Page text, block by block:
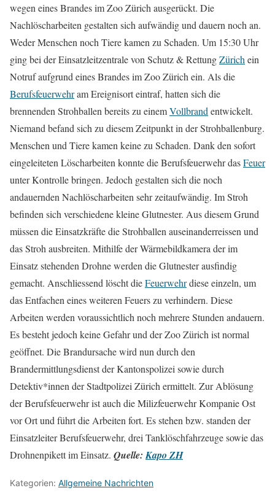
wegen eines Brandes im Zoo Zürich ausgerückt. Die
Nachlöscharbeiten gestalten sich aufwändig und dauern noch an.
Weder Menschen noch Tiere kamen zu Schaden. Um 15:30 Uhr
ging bei der Einsatzleitzentrale von Schutz & RettungZürich ein
Notruf aufgrund eines Brandes im Zoo Zürich ein. Als die
Berufsfeuerwehram Ereignisort eintraf, hatten sich die
brennenden Strohballen bereits zu einemVollbrand entwickelt.
Niemand befand sich zu diesem Zeitpunkt in der Strohballenburg.
Menschen und Tiere kamen keine zu Schaden. Dank den sofort
eingeleiteten Löscharbeiten konnte die Berufsfeuerwehr dasFeuer
unter Kontrolle bringen. Jedoch gestalten sich die noch
andauernden Nachlöscharbeiten sehr zeitaufwändig. Im Stroh
befinden sich verschiedene kleine Glutnester. Aus diesem Grund
müssen die Einsatzkräfte die Strohballen auseinanderreissen und
das Stroh ausbreiten. Mithilfe der Wärmebildkamera der im
Einsatz stehenden Drohne werden die Glutnester ausfindig
gemacht. Anschliessend löscht dieFeuerwehrdiese einzeln, um
das Entfachen eines weiteren Feuers zu verhindern. Diese
Arbeiten werden voraussichtlich noch mehrere Stunden andauern.
Es besteht jedoch keine Gefahr und der Zoo Zürich ist normal
geöffnet. Die Brandursache wird nun durch den
Brandermittlungsdienst der Kantonspolizei sowie durch
Detektiv*innen der Stadtpolizei Zürich ermittelt. Zur Ablösung
der Berufsfeuerwehr ist auch die Milizfeuerwehr Kompanie Ost
vor Ort und führt die Arbeiten fort. Es stehen bzw. standen der
Einsatzleiter Berufsfeuerwehr, drei Tanklöschfahrzeuge sowie das
Drohnenpikett im Einsatz. Quelle:Kapo ZH
Kategorien: Allgemeine Nachrichten